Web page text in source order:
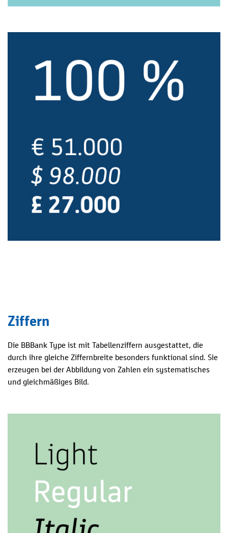
Ziffern
Die BBBank Type ist mit Tabellenziffern ausgestattet, die
durch ihre gleiche Ziffernbreite besonders funktional sind. Sie
erzeugen bei der Abbildung von Zahlen ein systematisches
und gleichmäßiges Bild.